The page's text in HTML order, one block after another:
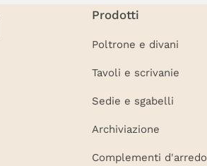
Prodotti
Poltrone e divani
Tavoli e scrivanie
Sedie e sgabelli
Archiviazione
Complementi d'arredo